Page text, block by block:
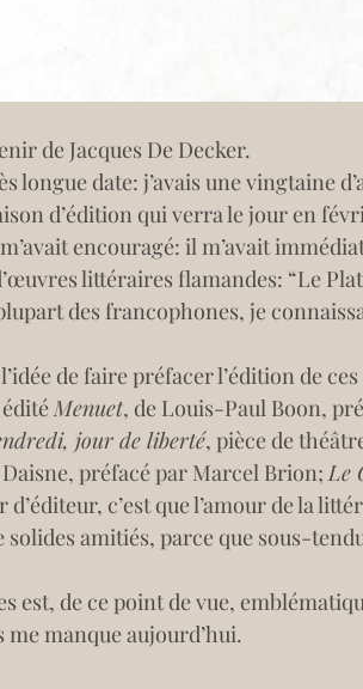
de Jacques De Decker.
longue date: j’avais une vingtaine
d’édition qui verra le jour en
m’avait encouragé: il m’avait
littéraires flamandes: “Le Plat
des francophones, je
de faire préfacer l’édition de
édité Menuet, de Louis-Paul Boon,
jour de liberté, pièce de
Daisne, préfacé par Marcel Brion; Le
amitiés, parce que sous-
est, de ce point de vue,
me manque aujourd’hui.